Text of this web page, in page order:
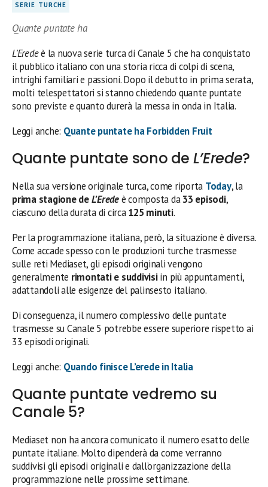
SERIE TURCHE
Quante puntate ha
L’Eredeè la nuova serie turca di Canale 5 che ha conquistato
il pubblico italiano con una storia ricca di colpi di scena,
intrighi familiari e passioni. Dopo il debutto in prima serata,
molti telespettatori si stanno chiedendo quante puntate
sono previste e quanto durerà la messa in onda in Italia.
Leggi anche: Quante puntate ha Forbidden Fruit
Quante puntate sono de L’Erede?
Nella sua versione originale turca, come riporta Today, la
prima stagione deL’Eredeè composta da33 episodi,
ciascuno della durata di circa125 minuti.
Per la programmazione italiana, però, la situazione è diversa.
Come accade spesso con le produzioni turche trasmesse
sulle reti Mediaset, gli episodi originali vengono
generalmente rimontati e suddivisiin più appuntamenti,
adattandoli alle esigenze del palinsesto italiano.
Di conseguenza, il numero complessivo delle puntate
trasmesse su Canale 5 potrebbe essere superiore rispetto ai
33 episodi originali.
Leggi anche: Quando finisce L’erede in Italia
Quante puntate vedremo su
Canale 5?
Mediaset non ha ancora comunicato il numero esatto delle
puntate italiane. Molto dipenderà da come verranno
suddivisi gli episodi originali e dall’organizzazione della
programmazione nelle prossime settimane.